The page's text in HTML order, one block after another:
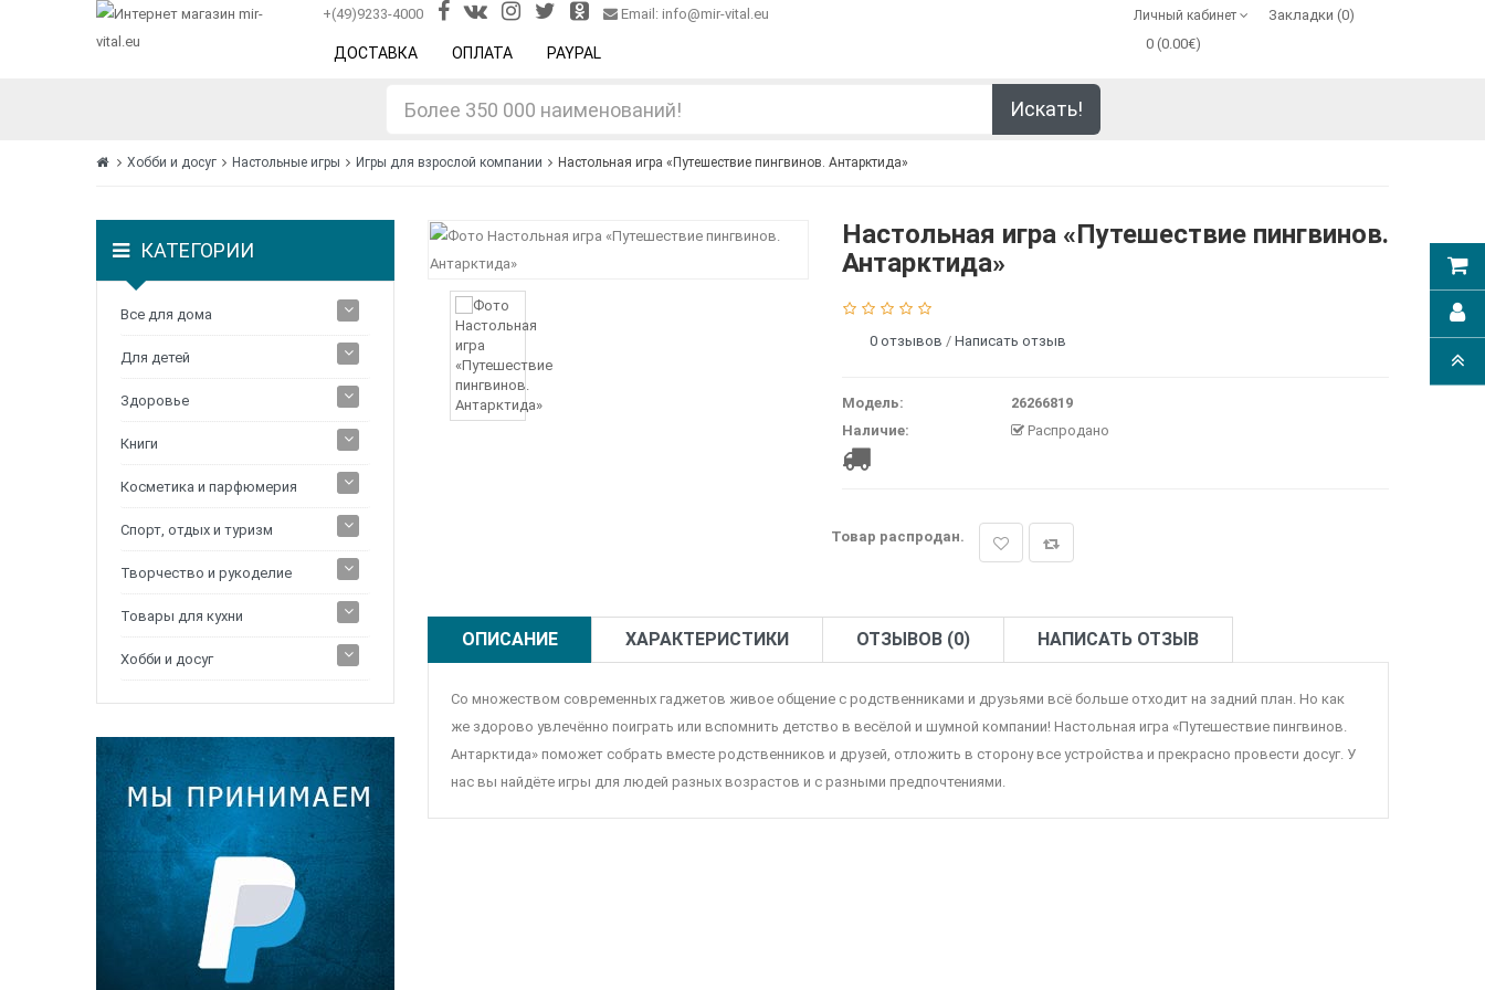
+(49)9233-4000 Email: info@mir-vital.eu Личный кабинет Закладки (0)
ДОСТАВКА ОПЛАТА PAYPAL
0 (0.00€)
Искать!
Хобби и досуг Настольные игры Игры для взрослой компании Настольная игра «Путешествие пингвинов. Антарктида»
КАТЕГОРИИ
Все для дома
Для детей
Здоровье
Книги
Косметика и парфюмерия
Спорт, отдых и туризм
Творчество и рукоделие
Товары для кухни
Хобби и досуг
Настольная игра «Путешествие пингвинов.
Антарктида»
0 отзывов / Написать отзыв
Модель:
26266819
Наличие:
Распродано
Товар распродан.
ОПИСАНИЕ ХАРАКТЕРИСТИКИ ОТЗЫВОВ (0) НАПИСАТЬ ОТЗЫВ
Со множеством современных гаджетов живое общение с родственниками и друзьями всё больше отходит на задний план. Но как
же здорово увлечённо поиграть или вспомнить детство в весёлой и шумной компании! Настольная игра «Путешествие пингвинов.
Антарктида» поможет собрать вместе родственников и друзей, отложить в сторону все устройства и прекрасно провести досуг. У
нас вы найдёте игры для людей разных возрастов и с разными предпочтениями.